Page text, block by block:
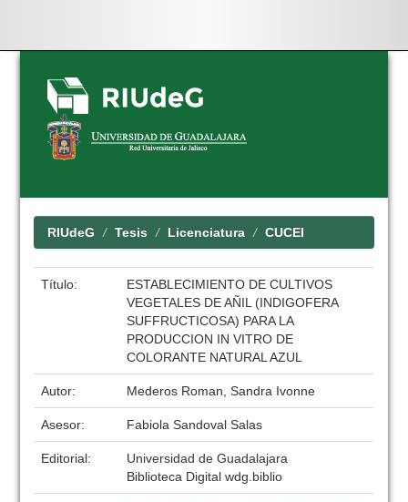
Skip
navigation
RIUdeG Tesis Licenciatura CUCEI
Título:
ESTABLECIMIENTO DE CULTIVOS
VEGETALES DE AÑIL (INDIGOFERA
SUFFRUCTICOSA) PARA LA
PRODUCCION IN VITRO DE
COLORANTE NATURAL AZUL
Autor: Mederos Roman, Sandra Ivonne
Asesor: Fabiola Sandoval Salas
Editorial:
Universidad de Guadalajara
Biblioteca Digital wdg.biblio